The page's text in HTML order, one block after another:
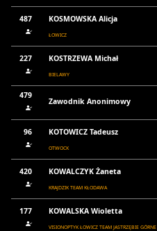
487 KOSMOWSKA Alicja
ŁOWICZ
227 KOSTRZEWA Michał
BIELAWY
479
Zawodnik Anonimowy
96 KOTOWICZ Tadeusz
OTWOCK
420 KOWALCZYK Żaneta
KRAJDZIK TEAM KŁODAWA
177 KOWALSKA Wioletta
VISIONOPTYK ŁOWICZ TEAM JASTRZĘBIE GÓRNE